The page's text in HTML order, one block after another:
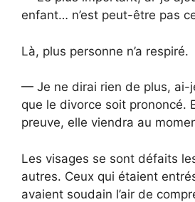
enfant… n’est peut-être pas
Là, plus personne n’a respiré.
— Je ne dirai rien de plus, ai-
que le divorce soit prononcé.
preuve, elle viendra au
Les visages se sont défaits
autres. Ceux qui étaient
avaient soudain l’air de